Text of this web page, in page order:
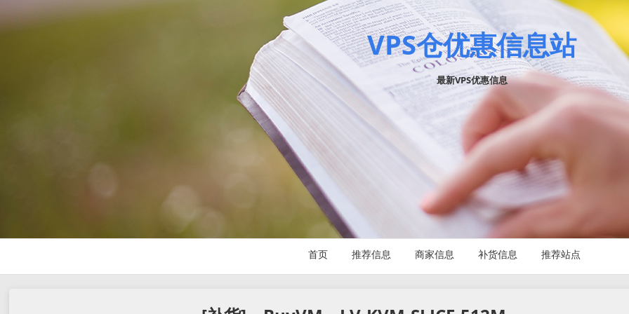
VPS仓优惠信息站
最新VPS优惠信息
首页 推荐信息 商家信息 补货信息 推荐站点